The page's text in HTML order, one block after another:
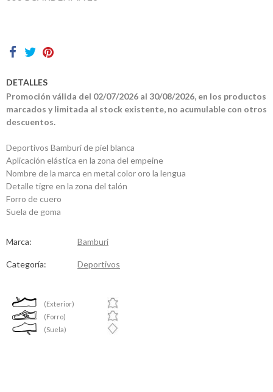
DETALLES
Promoción válida del 02/07/2026 al 30/08/2026, en los productos
marcados y limitada al stock existente, no acumulable con otros
descuentos.
Deportivos Bamburi de piel blanca
Aplicación elástica en la zona del empeine
Nombre de la marca en metal color oro la lengua
Detalle tigre en la zona del talón
Forro de cuero
Suela de goma
Marca: Bamburi
Categoría: Deportivos
(Exterior)
(Forro)
(Suela)